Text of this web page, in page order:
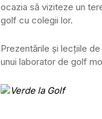
ocazia să viziteze un
golf cu colegii lor.
Prezentările și lecțiile
unui laborator de golf